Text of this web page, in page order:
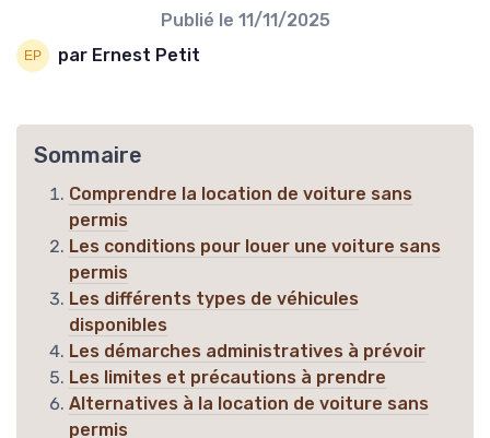
Publié le 11/11/2025
par Ernest Petit
Sommaire
Comprendre la location de voiture sans
permis
Les conditions pour louer une voiture sans
permis
Les différents types de véhicules
disponibles
Les démarches administratives à prévoir
Les limites et précautions à prendre
Alternatives à la location de voiture sans
permis